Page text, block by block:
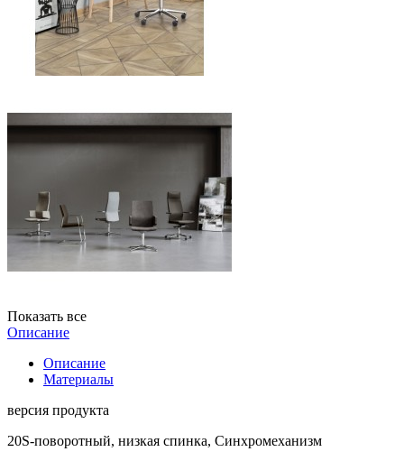
Показать все
Описание
Описание
Материалы
версия продукта
20S-поворотный, низкая спинка, Синхромеханизм